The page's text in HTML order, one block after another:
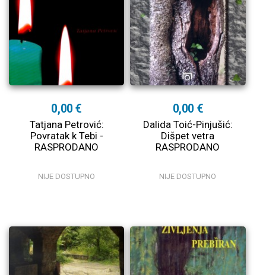
0,00 €
Tatjana Petrović:
Povratak k Tebi -
RASPRODANO
NIJE DOSTUPNO
0,00 €
Dalida Toić-Pinjušić:
Dišpet vetra
RASPRODANO
NIJE DOSTUPNO